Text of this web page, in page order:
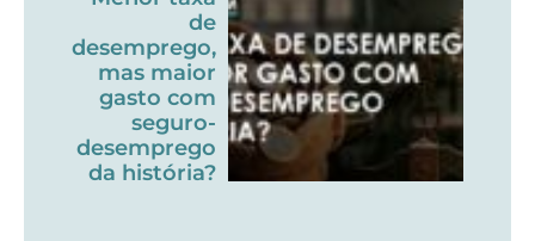
de
desemprego,
mas maior
gasto com
seguro-
desemprego
da história?